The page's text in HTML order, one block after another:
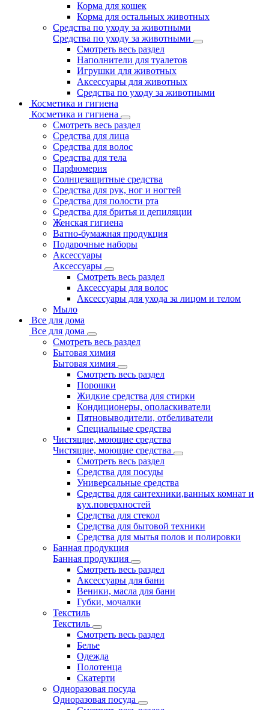
Корма для кошек
Корма для остальных животных
Средства по уходу за животными
Средства по уходу за животными
Смотреть весь раздел
Наполнители для туалетов
Игрушки для животных
Аксессуары для животных
Средства по уходу за животными
Косметика и гигиена
Косметика и гигиена
Смотреть весь раздел
Средства для лица
Средства для волос
Средства для тела
Парфюмерия
Солнцезащитные средства
Средства для рук, ног и ногтей
Средства для полости рта
Средства для бритья и депиляции
Женская гигиена
Ватно-бумажная продукция
Подарочные наборы
Аксессуары
Аксессуары
Смотреть весь раздел
Аксессуары для волос
Аксессуары для ухода за лицом и телом
Мыло
Все для дома
Все для дома
Смотреть весь раздел
Бытовая химия
Бытовая химия
Смотреть весь раздел
Порошки
Жидкие средства для стирки
Кондиционеры, ополаскиватели
Пятновыводители, отбеливатели
Специальные средства
Чистящие, моющие средства
Чистящие, моющие средства
Смотреть весь раздел
Средства для посуды
Универсальные средства
Средства для сантехники,ванных комнат и
кух.поверхностей
Средства для стекол
Средства для бытовой техники
Средства для мытья полов и полировки
Банная продукция
Банная продукция
Смотреть весь раздел
Аксессуары для бани
Веники, масла для бани
Губки, мочалки
Текстиль
Текстиль
Смотреть весь раздел
Белье
Одежда
Полотенца
Скатерти
Одноразовая посуда
Одноразовая посуда